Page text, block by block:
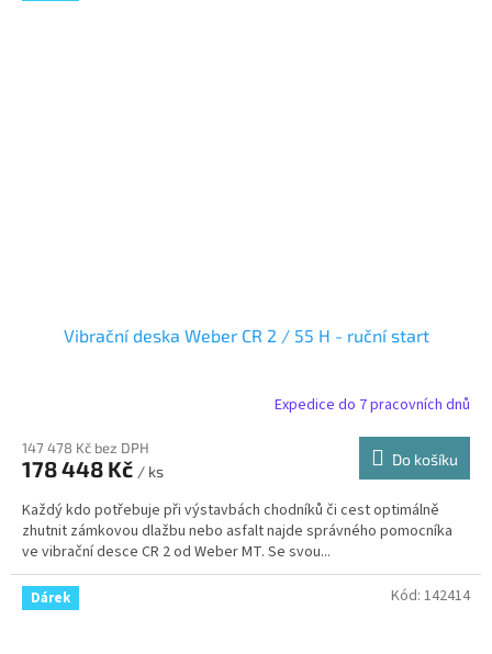
Vibrační deska Weber CR 2 / 55 H - ruční start
Expedice do 7 pracovních dnů
147 478 Kč bez DPH
178 448 Kč / ks
Do košíku
Každý kdo potřebuje při výstavbách chodníků či cest optimálně
zhutnit zámkovou dlažbu nebo asfalt najde správného pomocníka
ve vibrační desce CR 2 od Weber MT. Se svou...
Dárek Kód: 142414